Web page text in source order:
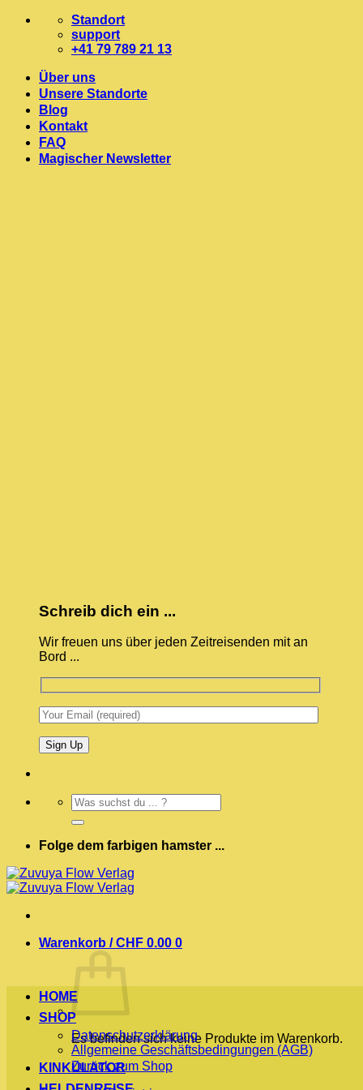
Zum
Standort
support
+41 79 789 21 13
Über uns
Unsere Standorte
Blog
Kontakt
FAQ
Magischer Newsletter
Schreib dich ein ...
Wir freuen uns über jeden Zeitreisenden mit an
Bord ...
Suchen
nach:
Folge dem farbigen hamster ...
Warenkorb /CHF 0.00 0
Es befinden sich keine Produkte im Warenkorb.
Zurück zum Shop
HOME
SHOP
Datenschutzerklärung
Allgemeine Geschäftsbedingungen (AGB)
KINKULATOR